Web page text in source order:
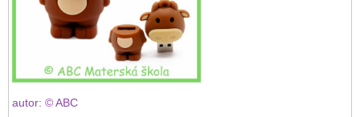
autor: © ABC